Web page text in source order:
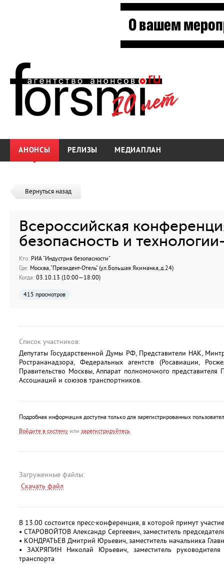
АНОНСЫ РЕЛИЗЫ МЕДИАПЛАН
Вернуться назад
Всероссийская
безопасность и
Кто: РИА "Индустрия безопасности"
Где: Москва, "Президент-Отель" (ул.Большая Якиманка, д.24)
Когда: 03.10.13 (10:00—18:00)
415 просмотров
Список участников:
Депутаты Государственной Думы РФ, Представители НАК,
Ространанадзора, Федеральных агентств (Росавиации,
Правительство Москвы, Аппарат полномочного
Ассоциаций и союзов транспортников.
Подробная информация доступна только для зарегистрированных
Войдите в систему или зарегистрируйтесь
Загруженные файлы:
Скачать файл
В 13.00 состоится пресс-конференция, в которой примут
• СТАРОВОЙТОВ Александр Сергеевич, заместитель
• КОНДРАТЬЕВ Дмитрий Юрьевич, заместитель начальника
• ЗАХРЯПИН Николай Юрьевич, заместитель руководителя
транспорта